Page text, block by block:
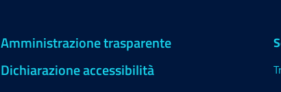
Amministrazione trasparente
Dichiarazione accessibilità